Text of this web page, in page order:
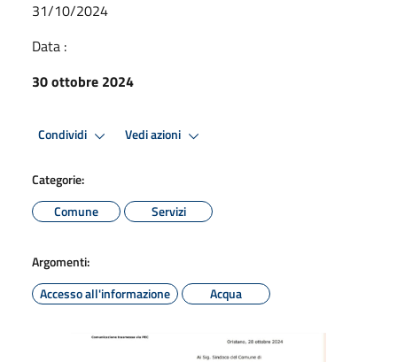
31/10/2024
Data :
30 ottobre 2024
Condividi Vedi azioni
Categorie:
Comune
Servizi
Argomenti:
Accesso all'informazione
Acqua